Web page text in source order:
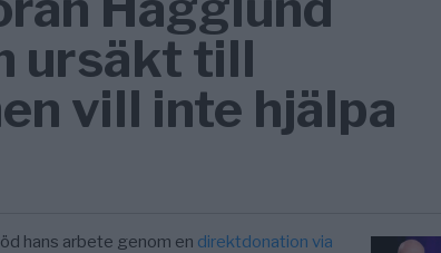
ursäkt till
vill inte hjälpa
hans arbete genom en direktdonation via